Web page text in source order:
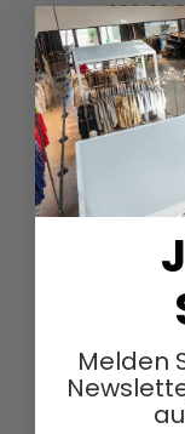
110,00 €
220,00 €
Melden